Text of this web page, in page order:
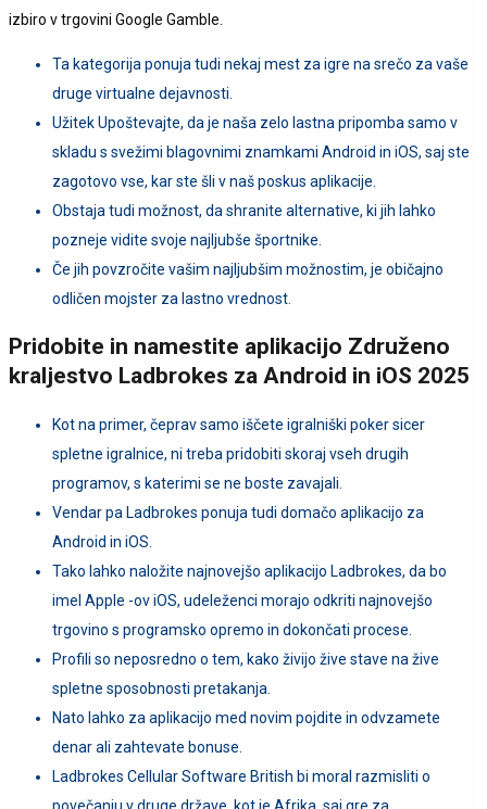
izbiro v trgovini Google Gamble.
Ta kategorija ponuja tudi nekaj mest za igre na srečo za vaše
druge virtualne dejavnosti.
Užitek Upoštevajte, da je naša zelo lastna pripomba samo v
skladu s svežimi blagovnimi znamkami Android in iOS, saj ste
zagotovo vse, kar ste šli v naš poskus aplikacije.
Obstaja tudi možnost, da shranite alternative, ki jih lahko
pozneje vidite svoje najljubše športnike.
Če jih povzročite vašim najljubšim možnostim, je običajno
odličen mojster za lastno vrednost.
Pridobite in namestite aplikacijo Združeno
kraljestvo Ladbrokes za Android in iOS 2025
Kot na primer, čeprav samo iščete igralniški poker sicer
spletne igralnice, ni treba pridobiti skoraj vseh drugih
programov, s katerimi se ne boste zavajali.
Vendar pa Ladbrokes ponuja tudi domačo aplikacijo za
Android in iOS.
Tako lahko naložite najnovejšo aplikacijo Ladbrokes, da bo
imel Apple -ov iOS, udeleženci morajo odkriti najnovejšo
trgovino s programsko opremo in dokončati procese.
Profili so neposredno o tem, kako živijo žive stave na žive
spletne sposobnosti pretakanja.
Nato lahko za aplikacijo med novim pojdite in odvzamete
denar ali zahtevate bonuse.
Ladbrokes Cellular Software British bi moral razmisliti o
povečanju v druge države, kot je Afrika, saj gre za